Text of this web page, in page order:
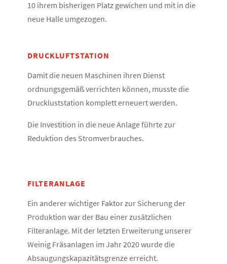
10 ihrem bisherigen Platz gewichen und mit in die
neue Halle umgezogen.
DRUCKLUFTSTATION
Damit die neuen Maschinen ihren Dienst
ordnungsgemäß verrichten können, musste die
Druckluststation komplett erneuert werden.
Die Investition in die neue Anlage führte zur
Reduktion des Stromverbrauches.
FILTERANLAGE
Ein anderer wichtiger Faktor zur Sicherung der
Produktion war der Bau einer zusätzlichen
Filteranlage. Mit der letzten Erweiterung unserer
Weinig Fräsanlagen im Jahr 2020 wurde die
Absaugungskapazitätsgrenze erreicht.